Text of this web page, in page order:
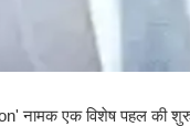
नामक एक विशेष पहल की